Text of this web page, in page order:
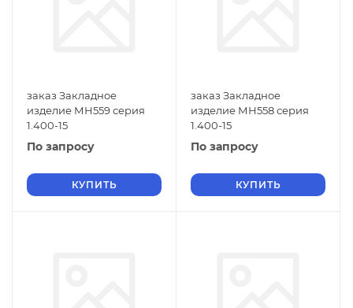
заказ Закладное
изделие МН559 серия
1.400-15
По запросу
КУПИТЬ
заказ Закладное
изделие МН558 серия
1.400-15
По запросу
КУПИТЬ